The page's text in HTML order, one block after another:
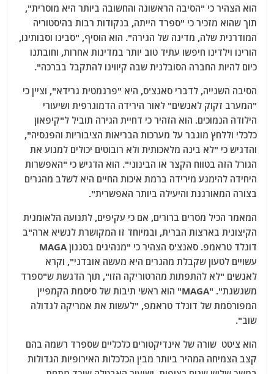
הוא הצהיר כי "הסיבה הראשונה והחשובה ביותר היא מוסרית",
תוך שהוא מזכיר כי "ספרד הייתה, בנקודות רבות בהיסטוריה
המודרנית שלה, מדינה של הגירה". הוא הוסיף, "סבינו וסבותינו,
הורינו וילדינו חיפשו עתיד טוב יותר במדינות אחרות, וחובתנו
כיום להיות החברה הסובלנית שבה קיווינו להתקבל בברכה".
הסיבה השנייה, לדברי סאנצ'ס, היא "פרגמטית גרידא", וציין כי
"המערב זקוק לאנשים" לאור הירידה הדמוגרפית ושיעורי
הילודה הנמוכים. הוא הזהיר כי דחיית הגירה תוביל ל"קיפאון
כלכלי וללחץ מוגבר על מערכות הבריאות הציבוריות והפנסיה",
והדגיש כי "לא בינה מלאכותית ולא רובוטים יכולים למנוע את
הגורל הזה בטווח הקצר או הבינוני". הוא הדגיש כי "האפשרות
היחידה להימנע מירידה ברמת איכות החיים היא לשלב מהגרים
בצורה המאורגנת והיעילה ביותר האפשרית".
המאמר הכיל מסרים ברורים, אם כי עקיפים, לתנועה הלאומנית
הקיצונית בארצות הברית, ובמיוחד זו המקושרת לנשיא ארה"ב
דונלד טראמפ. סאנצ'ס הצהיר כי "מנהיגים בסגנון MAGA
עשויים לטעון שקבלת מהגרים היא מעשה אובדני", וקרא
לאנשים "לא להתפתות מהרטוריקה הזו", תוך הדגשת ש"ספרד
משגשגת". "MAGA" הוא ראשי תיבות של סיסמת הקמפיין
המפורסמת של דונלד טראמפ, "לעשות את אמריקה לגדולה
שוב".
הוא ציטטשורה של אינדיקטורים כלכליים שספרד רשמה בהם
קצב הצמיחה המהיר ביותר מבין הכלכלות האירופיות הגדולות